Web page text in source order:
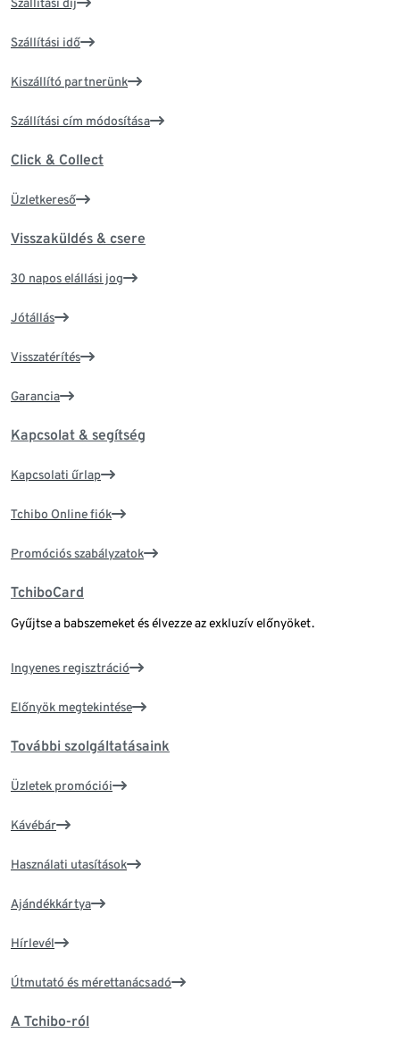
Szállítási idő
Kiszállító partnerünk
Szállítási cím módosítása
Click & Collect
Üzletkereső
Visszaküldés & csere
30 napos elállási jog
Jótállás
Visszatérítés
Garancia
Kapcsolat & segítség
Kapcsolati űrlap
Tchibo Online fiók
Promóciós szabályzatok
TchiboCard
Gyűjtse a babszemeket és élvezze az exkluzív előnyöket.
Ingyenes regisztráció
Előnyök megtekintése
További szolgáltatásaink
Üzletek promóciói
Kávébár
Használati utasítások
Ajándékkártya
Hírlevél
Útmutató és mérettanácsadó
A Tchibo-ról